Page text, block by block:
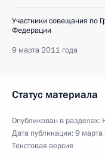
Участники совещания по
Федерации
9 марта 2011 года
Статус материала
Опубликован в разделах:
Дата публикации:9
Текстовая версия